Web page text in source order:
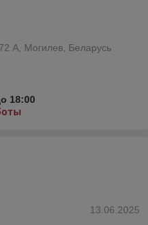
А, Могилев, Беларусь
18:00
13.06.2025